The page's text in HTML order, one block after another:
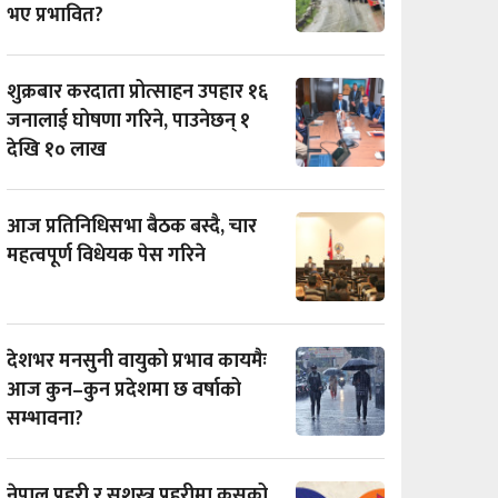
भए प्रभावित?
शुक्रबार करदाता प्रोत्साहन उपहार १६
जनालाई घोषणा गरिने, पाउनेछन् १
देखि १० लाख
आज प्रतिनिधिसभा बैठक बस्दै, चार
महत्वपूर्ण विधेयक पेस गरिने
देशभर मनसुनी वायुको प्रभाव कायमैः
आज कुन–कुन प्रदेशमा छ वर्षाको
सम्भावना?